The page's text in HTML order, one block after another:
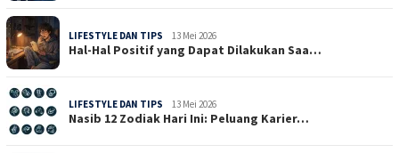
LIFESTYLE DAN TIPS 13 Mei 2026
Hal-Hal Positif yang Dapat Dilakukan Saa…
LIFESTYLE DAN TIPS 13 Mei 2026
Nasib 12 Zodiak Hari Ini: Peluang Karier…